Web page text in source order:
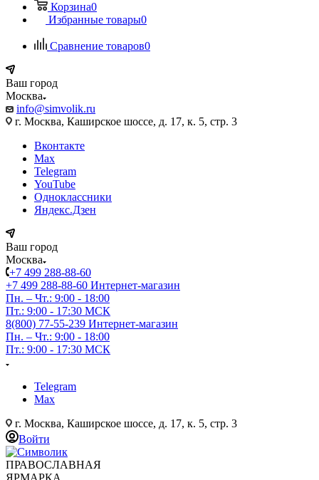
Корзина0
Избранные товары0
Сравнение товаров0
Ваш город
Москва
info@simvolik.ru
г. Москва, Каширское шоссе, д. 17, к. 5, стр. 3
Вконтакте
Max
Telegram
YouTube
Одноклассники
Яндекс.Дзен
Ваш город
Москва
+7 499 288-88-60
+7 499 288-88-60 Интернет-магазин
Пн. – Чт.: 9:00 - 18:00
Пт.: 9:00 - 17:30 МСК
8(800) 77-55-239 Интернет-магазин
Пн. – Чт.: 9:00 - 18:00
Пт.: 9:00 - 17:30 МСК
Telegram
Max
г. Москва, Каширское шоссе, д. 17, к. 5, стр. 3
Войти
ПРАВОСЛАВНАЯ
ЯРМАРКА